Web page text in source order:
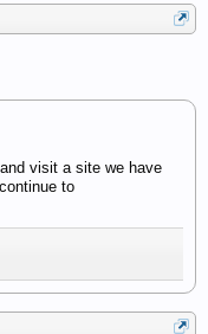
visit a site we have
to